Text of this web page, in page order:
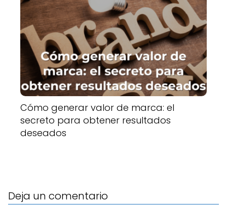
Cómo generar valor de marca: el
secreto para obtener resultados
deseados
Deja un comentario